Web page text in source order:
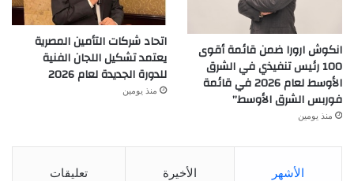
انكوش ارورا ضمن قائمة أقوى
100 رئيس تنفيذي في الشرق
الأوسط لعام 2026 في قائمة
فوربس الشرق الأوسط”
منذ يومين
اتحاد شركات التأمين المصرية
يعتمد تشكيل اللجان الفنية
للدورة الجديدة لعام 2026
منذ يومين
الأشهر الأخيرة تعليقات